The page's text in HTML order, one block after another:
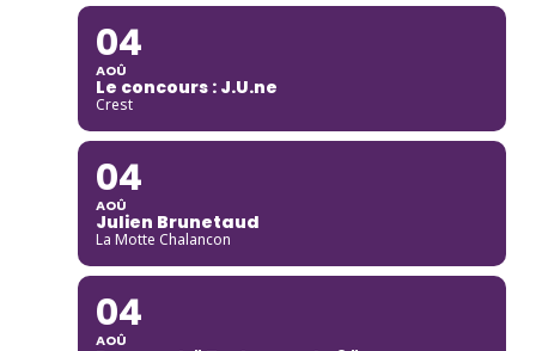
04
AOÛ
Le concours : J.U.ne
Crest
04
AOÛ
Julien Brunetaud
La Motte Chalancon
04
AOÛ